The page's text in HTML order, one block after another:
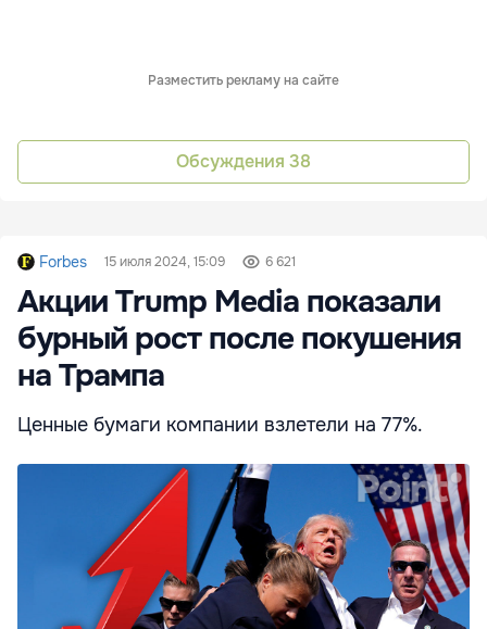
Разместить рекламу на сайте
Обсуждения 38
Forbes 15 июля 2024, 15:09 6 621
Акции Trump Media показали
бурный рост после покушения
на Трампа
Ценные бумаги компании взлетели на 77%.